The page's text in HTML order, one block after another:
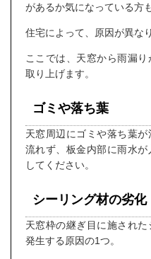
があるか気になっている方
住宅によって、原因が異な
ここでは、天窓から雨漏
取り上げます。
ゴミや落ち葉
天窓周辺にゴミや落ち葉
流れず、板金内部に雨水
してください。
シーリング材の劣化
天窓枠の継ぎ目に施され
発生する原因の1つ。